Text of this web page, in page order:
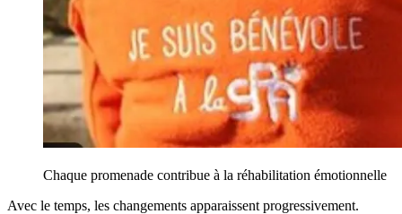
Chaque promenade contribue à la réhabilitation émotionnelle
Avec le temps, les changements apparaissent progressivement.